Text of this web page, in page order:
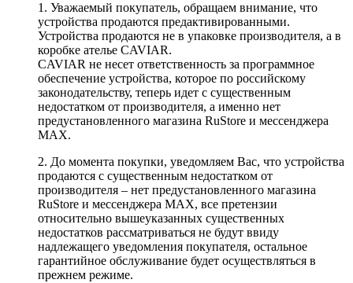
1. Уважаемый покупатель, обращаем внимание, что
устройства продаются предактивированными.
Устройства продаются не в упаковке производителя, а в
коробке ателье CAVIAR.
CAVIAR не несет ответственность за программное
обеспечение устройства, которое по российскому
законодательству, теперь идет с существенным
недостатком от производителя, а именно нет
предустановленного магазина RuStore и мессенджера
MAX.
2. До момента покупки, уведомляем Вас, что устройства
продаются с существенным недостатком от
производителя – нет предустановленного магазина
RuStore и мессенджера MAX, все претензии
относительно вышеуказанных существенных
недостатков рассматриваться не будут ввиду
надлежащего уведомления покупателя, остальное
гарантийное обслуживание будет осуществляться в
прежнем режиме.